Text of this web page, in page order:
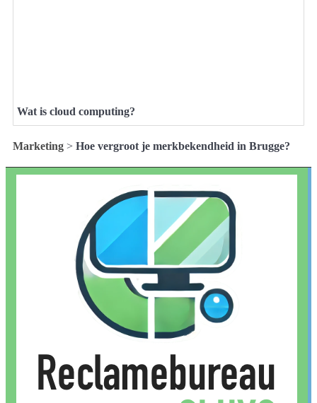
Wat is cloud computing?
Marketing > Hoe vergroot je merkbekendheid in Brugge?